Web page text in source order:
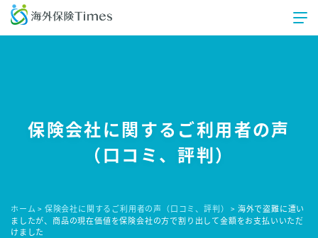
保険会社に関するご利用者の声
（口コミ、評判）
ホーム > 保険会社に関するご利用者の声（口コミ、評判） > 海外で盗難に遭い
ましたが、商品の現在価値を保険会社の方で割り出して金額をお支払いいただ
けました